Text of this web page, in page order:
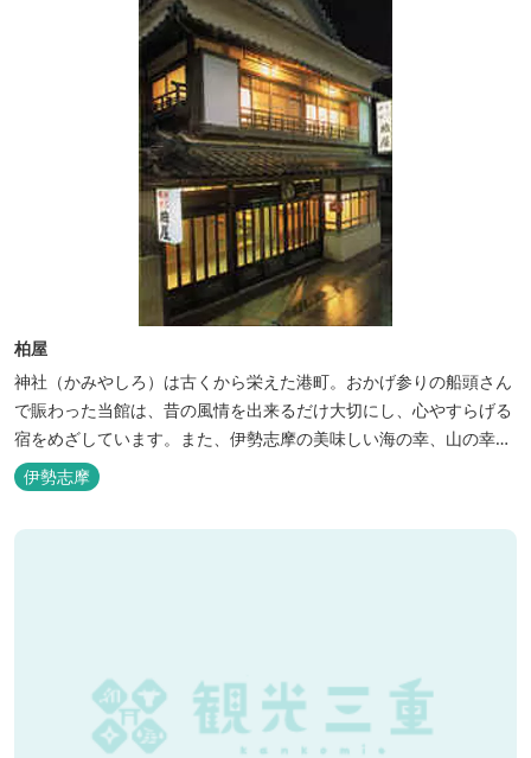
柏屋
神社（かみやしろ）は古くから栄えた港町。おかげ参りの船頭さん
で賑わった当館は、昔の風情を出来るだけ大切にし、心やすらげる
宿をめざしています。また、伊勢志摩の美味しい海の幸、山の幸を
低価格でお楽しみください。
伊勢志摩